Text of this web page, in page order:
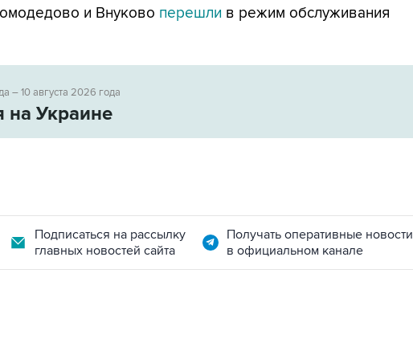
и Внуково перешли в режим обслуживания
– 10 августа 2026 года
на Украине
Подписаться на рассылку
главных новостей сайта
Получать оперативные новости
в официальном канале